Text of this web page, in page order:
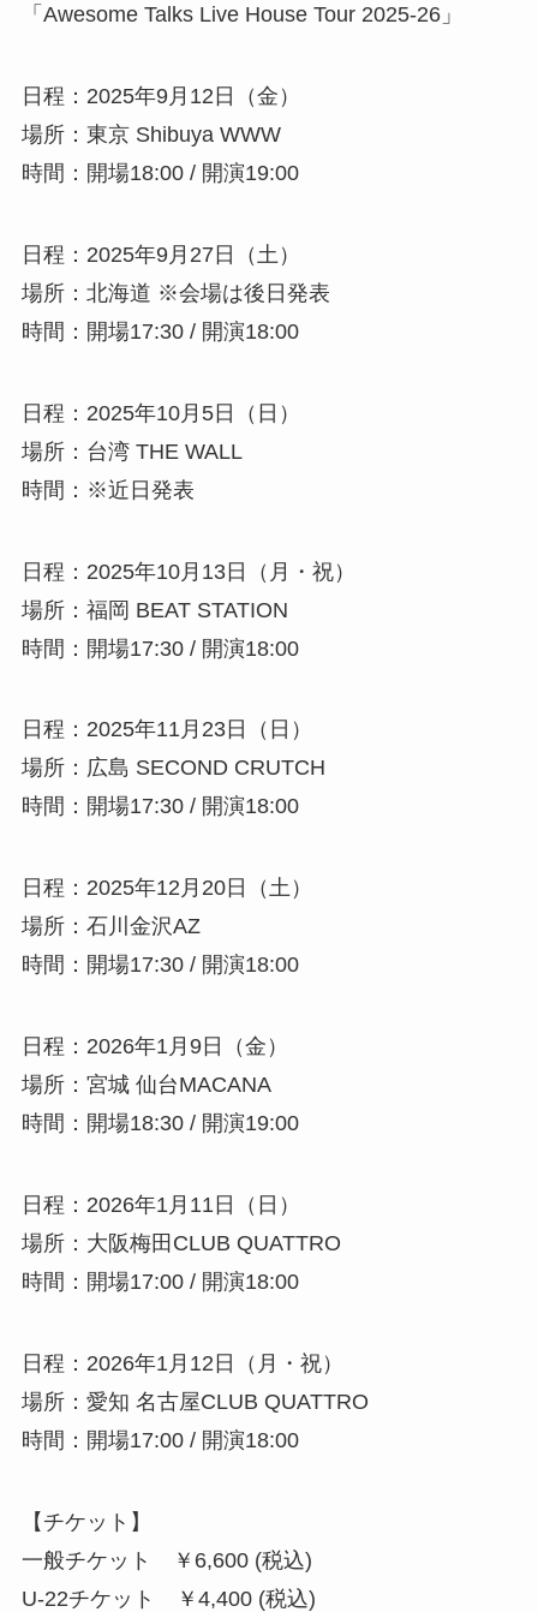
「Awesome Talks Live House Tour 2025-26」
日程：2025年9月12日（金）
場所：東京 Shibuya WWW
時間：開場18:00 / 開演19:00
日程：2025年9月27日（土）
場所：北海道 ※会場は後日発表
時間：開場17:30 / 開演18:00
日程：2025年10月5日（日）
場所：台湾 THE WALL
時間：※近日発表
日程：2025年10月13日（月・祝）
場所：福岡 BEAT STATION
時間：開場17:30 / 開演18:00
日程：2025年11月23日（日）
場所：広島 SECOND CRUTCH
時間：開場17:30 / 開演18:00
日程：2025年12月20日（土）
場所：石川金沢AZ
時間：開場17:30 / 開演18:00
日程：2026年1月9日（金）
場所：宮城 仙台MACANA
時間：開場18:30 / 開演19:00
日程：2026年1月11日（日）
場所：大阪梅田CLUB QUATTRO
時間：開場17:00 / 開演18:00
日程：2026年1月12日（月・祝）
場所：愛知 名古屋CLUB QUATTRO
時間：開場17:00 / 開演18:00
【チケット】
一般チケット ￥6,600 (税込)
U-22チケット ￥4,400 (税込)